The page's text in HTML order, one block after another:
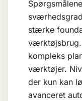
stærke
kompleks
værktøjer.
der kun kan
avanceret